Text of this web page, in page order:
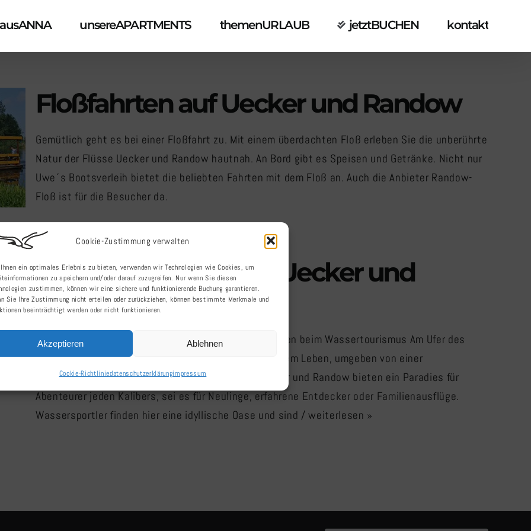
Cookie-Zustimmung verwalten
ein optimales Erlebnis zu bieten, verwenden wir Technologien wie Cookies, um
zu speichern und/oder darauf zuzugreifen. Nur wenn Sie diesen
zustimmen, können wir eine sichere und funktionierende Buchung garantieren.
Sie Ihre Zustimmung nicht erteilen oder zurückziehen, können bestimmte Merkmale und
beeinträchtigt werden oder nicht funktionieren.
Akzeptieren Ablehnen
Cookie-Richtliniedatenschutzerklärungimpressum
unsereAPARTMENTS themenURLAUB jetztBUCHEN kontakt
Floßfahrten auf Uecker und Randow
Gemütlich geht es bei einer Floßfahrt zu. Mit einem überdachten Floß erleben Sie die unberührte
Natur der Flüsse Uecker und Randow hautnah. An Bord gibt es Speisen und Getränke. Nicht nur
Uwe´s Bootsverleih bietet die beliebten Fahrten mit dem Floß an. Auch die Anbieter Randow-
Floß ist für die Besucher da.
Wasserwandern auf Uecker und
Randow
Ein Abenteuer am Stettiner Haff: Natur hautnah erleben beim Wassertourismus Am Ufer des
Stettiner Haffs erwacht der Wassertourismus zu neuem Leben, umgeben von einer
atemberaubenden Naturlandschaft. Die Flüsse Uecker und Randow bieten ein Paradies für
Abenteurer jeden Kalibers, sei es für Neulinge, erfahrene Entdecker oder Familienausflüge.
Wassersportler finden hier eine idyllische Oase und sind / weiterlesen »